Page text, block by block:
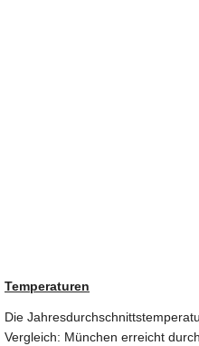
Temperaturen
Die
Vergleich: München erreicht